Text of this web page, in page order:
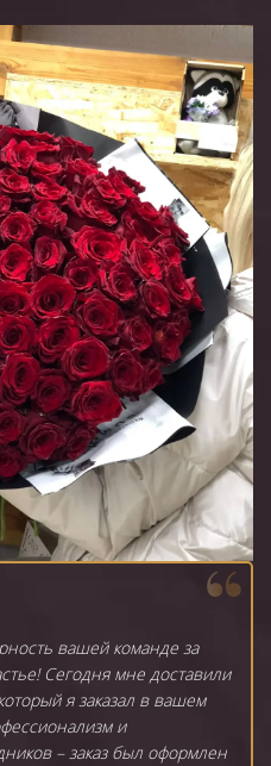
вашей команде за
Сегодня мне доставили
я заказал в вашем
и
– заказ был оформлен